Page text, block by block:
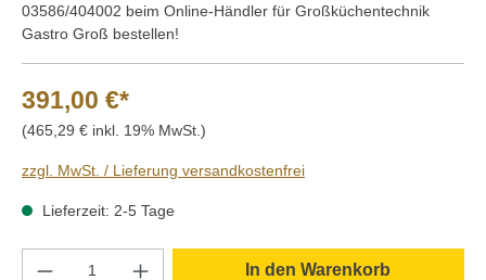
03586/404002 beim Online-Händler für Großküchentechnik
Gastro Groß bestellen!
391,00 €*
(465,29 € inkl. 19% MwSt.)
zzgl. MwSt. / Lieferung versandkostenfrei
Lieferzeit: 2-5 Tage
Produkt Anzahl: Gib den gewünschten
In den Warenkorb